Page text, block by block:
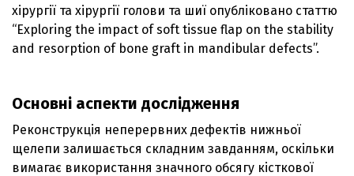
хірургії та хірургії голови та шиї опубліковано статтю
“Exploring the impact of soft tissue flap on the stability
and resorption of bone graft in mandibular defects”.
Основні аспекти дослідження
Реконструкція неперервних дефектів нижньої
щелепи залишається складним завданням, оскільки
вимагає використання значного обсягу кісткової